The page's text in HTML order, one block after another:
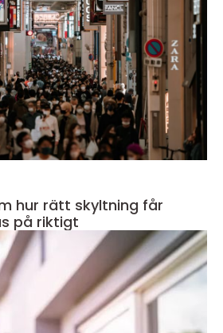
på riktigt